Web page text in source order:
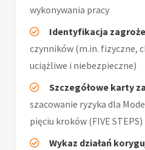
wykonywania pracy
Identyfikacja
czynników (m.in. fizyczne,
uciążliwe i niebezpieczne)
Szczegółowe karty
szacowanie ryzyka dla
pięciu kroków (FIVE STEPS)
Wykaz działań